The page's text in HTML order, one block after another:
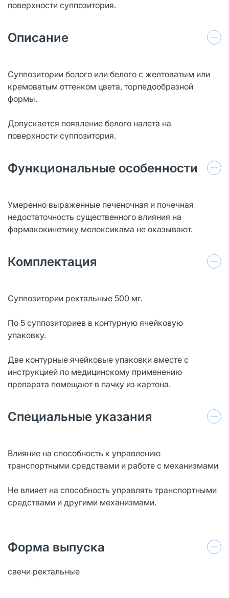
поверхности суппозитория.
Описание
Суппозитории белого или белого с желтоватым или
кремоватым оттенком цвета, торпедообразной
формы.
Допускается появление белого налета на
поверхности суппозитория.
Функциональные особенности
Умеренно выраженные печеночная и почечная
недостаточность существенного влияния на
фармакокинетику мелоксикама не оказывают.
Комплектация
Суппозитории ректальные 500 мг.
По 5 суппозиториев в контурную ячейковую
упаковку.
Две контурные ячейковые упаковки вместе с
инструкцией по медицинскому применению
препарата помещают в пачку из картона.
Специальные указания
Влияние на способность к управлению
транспортными средствами и работе с механизмами
Не влияет на способность управлять транспортными
средствами и другими механизмами.
Форма выпуска
свечи ректальные